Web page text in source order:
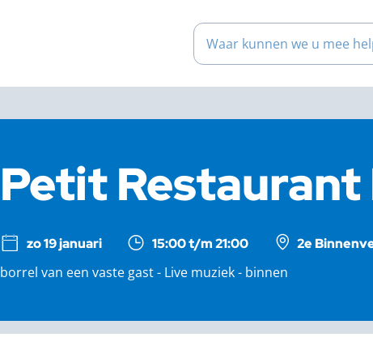
Waar kunnen we u mee
Petit Restaurant
zo 19 januari 15:00 t/m 21:00
2e
borrel van een vaste gast - Live muziek - binnen